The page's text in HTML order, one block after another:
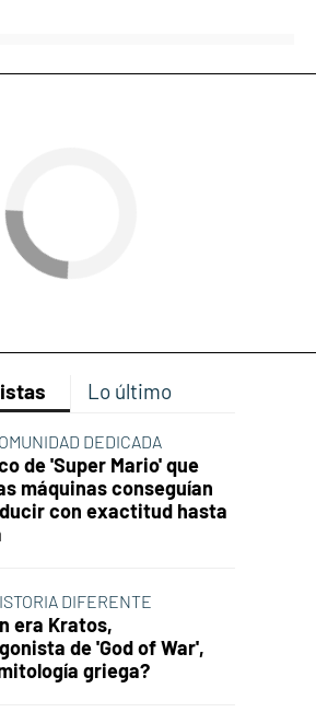
Lo último
DEDICADA
de 'Super Mario' que
máquinas conseguían
con exactitud hasta
DIFERENTE
era Kratos,
de 'God of War',
griega?